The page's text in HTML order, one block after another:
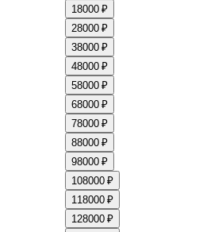
18000 ₽
28000 ₽
38000 ₽
48000 ₽
58000 ₽
68000 ₽
78000 ₽
88000 ₽
98000 ₽
108000 ₽
118000 ₽
128000 ₽